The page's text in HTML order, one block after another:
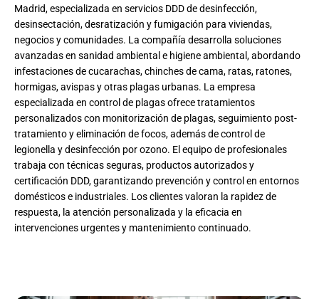
Madrid, especializada en servicios DDD de desinfección,
desinsectación, desratización y fumigación para viviendas,
negocios y comunidades. La compañía desarrolla soluciones
avanzadas en sanidad ambiental e higiene ambiental, abordando
infestaciones de cucarachas, chinches de cama, ratas, ratones,
hormigas, avispas y otras plagas urbanas. La empresa
especializada en control de plagas ofrece tratamientos
personalizados con monitorización de plagas, seguimiento post-
tratamiento y eliminación de focos, además de control de
legionella y desinfección por ozono. El equipo de profesionales
trabaja con técnicas seguras, productos autorizados y
certificación DDD, garantizando prevención y control en entornos
domésticos e industriales. Los clientes valoran la rapidez de
respuesta, la atención personalizada y la eficacia en
intervenciones urgentes y mantenimiento continuado.